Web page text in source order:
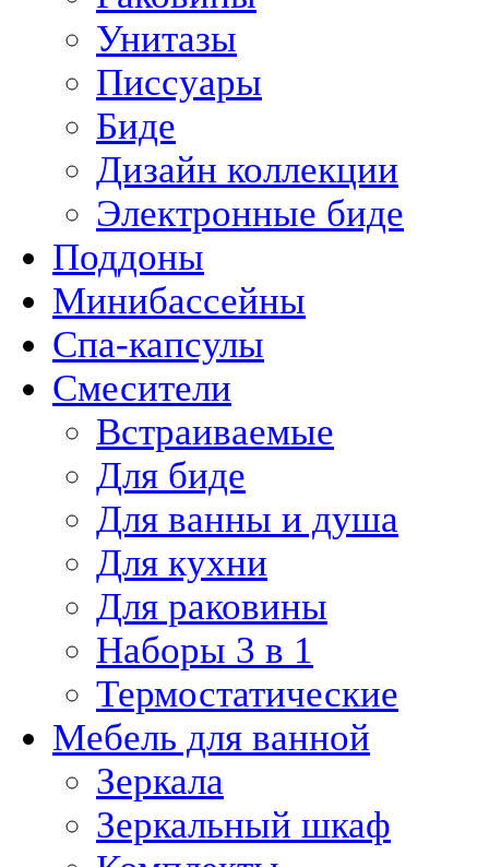
Унитазы
Писсуары
Биде
Дизайн коллекции
Электронные биде
Поддоны
Минибассейны
Спа-капсулы
Смесители
Встраиваемые
Для биде
Для ванны и душа
Для кухни
Для раковины
Наборы 3 в 1
Термостатические
Мебель для ванной
Зеркала
Зеркальный шкаф